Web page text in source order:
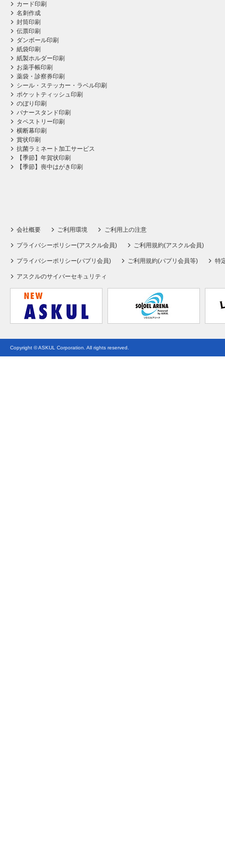
カード印刷
名刺作成
封筒印刷
伝票印刷
ダンボール印刷
紙袋印刷
紙製ホルダー印刷
お薬手帳印刷
薬袋・診察券印刷
シール・ステッカー・ラベル印刷
ポケットティッシュ印刷
のぼり印刷
バナースタンド印刷
タペストリー印刷
横断幕印刷
賞状印刷
抗菌ラミネート加工サービス
【季節】年賀状印刷
【季節】喪中はがき印刷
会社概要 ご利用環境 ご利用上の注意
プライバシーポリシー(アスクル会員) ご利用規約(アスクル会員)
プライバシーポリシー(パプリ会員) ご利用規約(パプリ会員等) 特
アスクルのサイバーセキュリティ
Copyright © ASKUL Corporation. All rights reserved.